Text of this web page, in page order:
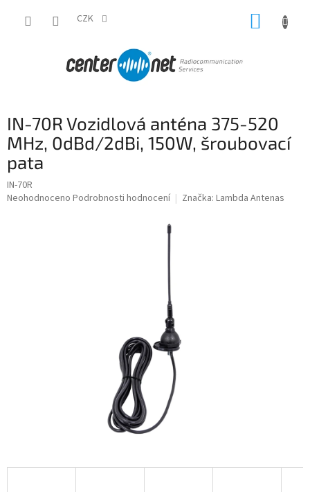
CZK
IN-70R Vozidlová anténa 375-520
MHz, 0dBd/2dBi, 150W, šroubovací
pata
IN-70R
Průměrné
Neohodnoceno Podrobnosti hodnocení Značka: Lambda Antenas